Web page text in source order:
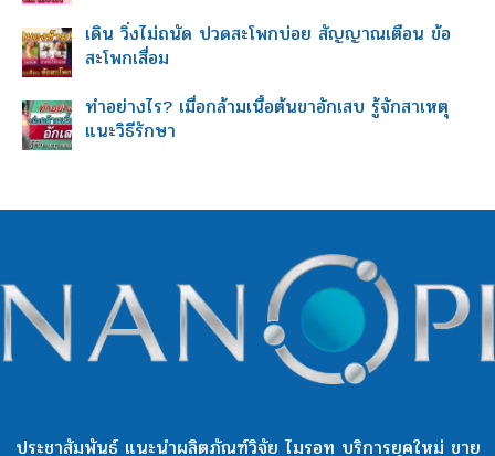
เดิน วิ่งไม่ถนัด ปวดสะโพกบ่อย สัญญาณเตือน ข้อ
สะโพกเสื่อม
ทำอย่างไร? เมื่อกล้ามเนื้อต้นขาอักเสบ รู้จักสาเหตุ
แนะวิธีรักษา
ประชาสัมพันธ์ แนะนำผลิตภัณฑ์วิจัย ไมรอท บริการยุคใหม่ ขาย